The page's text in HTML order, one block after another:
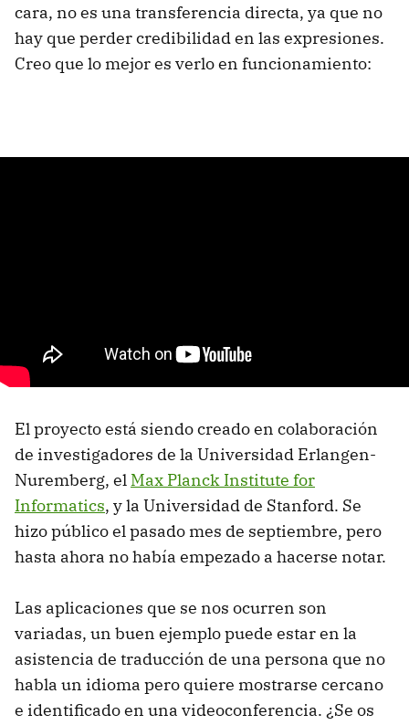
cara, no es una transferencia directa, ya que no
hay que perder credibilidad en las expresiones.
Creo que lo mejor es verlo en funcionamiento:
El proyecto está siendo creado en colaboración
de investigadores de la Universidad Erlangen-
Nuremberg, el Max Planck Institute for
Informatics, y la Universidad de Stanford. Se
hizo público el pasado mes de septiembre, pero
hasta ahora no había empezado a hacerse notar.
Las aplicaciones que se nos ocurren son
variadas, un buen ejemplo puede estar en la
asistencia de traducción de una persona que no
habla un idioma pero quiere mostrarse cercano
e identificado en una videoconferencia. ¿Se os